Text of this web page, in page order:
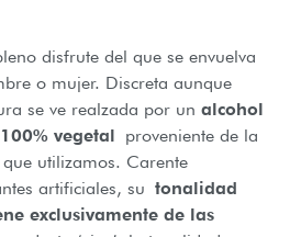
disfrute del que se envuelva
o mujer. Discreta aunque
se ve realzada por un alcohol
vegetal proveniente de la
utilizamos. Carente
artificiales, su tonalidad
exclusivamente de las